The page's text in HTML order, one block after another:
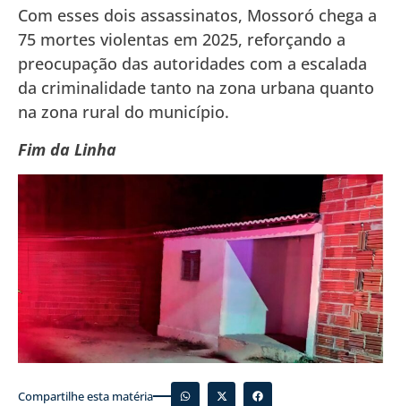
Com esses dois assassinatos, Mossoró chega a
75 mortes violentas em 2025, reforçando a
preocupação das autoridades com a escalada
da criminalidade tanto na zona urbana quanto
na zona rural do município.
Fim da Linha
Compartilhe esta matéria